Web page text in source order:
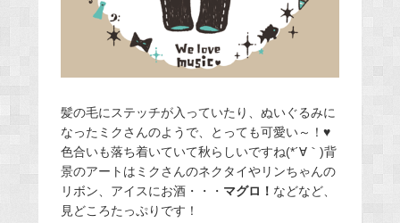
髪の毛にステッチが入っていたり、ぬいぐるみに
なったミクさんのようで、とっても可愛い～！♥
色合いも落ち着いていて秋らしいですね(*´∀｀)背
景のアートはミクさんのネクタイやリンちゃんの
リボン、アイスにお酒・・・ マグロ！ などなど、
見どころたっぷりです！